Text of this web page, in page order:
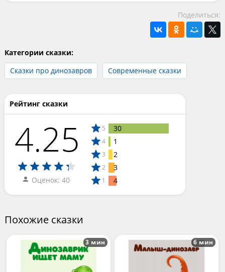
Поделиться:
Категории сказки:
Сказки про динозавров
Современные сказки
Рейтинг сказки
4.25
Оценок: 40
5 30
4 1
3 2
2 3
1 4
Похожие сказки
3 мин 6 мин